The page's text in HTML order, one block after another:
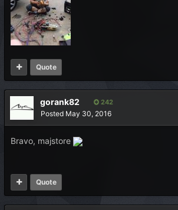
Quote
gorank82 242
Posted May 30, 2016
Bravo, majstore
Quote